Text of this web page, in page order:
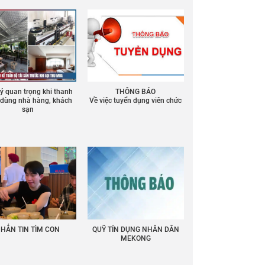
quan trọng khi thanh
nhà hàng, khách
sạn
THÔNG BÁO
Về việc tuyển dụng viên chức
TIN TÌM CON
QUỸ TÍN DỤNG NHÂN DÂN
MEKONG